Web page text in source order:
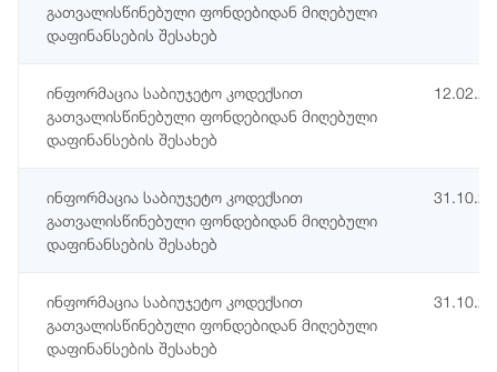
გათვალისწინებული ფონდებიდან მიღებული
დაფინანსების შესახებ
ინფორმაცია საბიუჯეტო კოდექსით
გათვალისწინებული ფონდებიდან მიღებული
დაფინანსების შესახებ
ინფორმაცია საბიუჯეტო კოდექსით
გათვალისწინებული ფონდებიდან მიღებული
დაფინანსების შესახებ
ინფორმაცია საბიუჯეტო კოდექსით
გათვალისწინებული ფონდებიდან მიღებული
დაფინანსების შესახებ